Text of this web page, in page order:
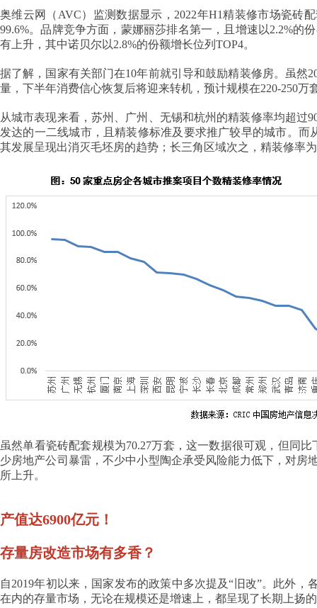
奥维云网（AVC）监测数据显示，2022年H1精装修市场瓷砖
99.6%。品牌竞争方面，蒙娜丽莎排名第一，且增速以2.2%的
有上升，其中诺贝尔以2.8%的份额增长位列TOP4。
据了解，国家有关部门在10年前就引导和鼓励精装修房。虽
量，下半年消费信心恢复后将迎来转机，预计规模在220-250万
从城市表现来看，苏州、广州、无锡和杭州的精装修率均超过
发达的一二线城市，且精装修标准及要求推广较早的城市。而
其发展呈现出消灭毛坯房的趋势；长三角区域次之，精装修率
虽然单看瓷砖配套规模为70.27万套，这一数据很可观，但同
少房地产公司暴雷，不少中小型陶企承受风险能力低下，对
所上升。
产值达6900亿元！
存量房改造市场有多香？
自2019年初以来，国家发布的政策中多次提及“旧改”。此外
在内的存量市场，无论在规模还是增速上，都呈现了长期上扬